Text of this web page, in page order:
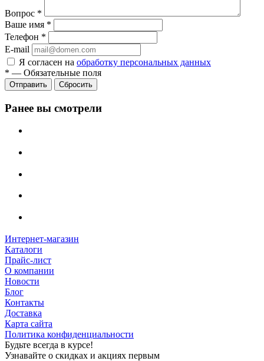
Вопрос *
Ваше имя *
Телефон *
E-mail
Я согласен на обработку персональных данных
* — Обязательные поля
Сбросить
Ранее вы смотрели
Интернет-магазин
Каталоги
Прайс-лист
О компании
Новости
Блог
Контакты
Доставка
Карта сайта
Политика конфиденциальности
Будьте всегда в курсе!
Узнавайте о скидках и акциях первым